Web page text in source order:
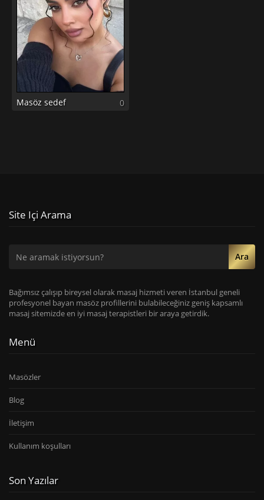
Masöz sedef 0
Site Içi Arama
Ara
Bağımsız çalışıp bireysel olarak masaj hizmeti veren İstanbul geneli
profesyonel bayan masöz profillerini bulabileceğiniz geniş kapsamlı
masaj sitemizde en iyi masaj terapistleri bir araya getirdik.
Menü
Masözler
Blog
İletişim
Kullanım koşulları
Son Yazılar